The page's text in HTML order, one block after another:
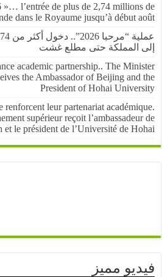
2026 »… l’entrée de plus de 2,74
monde dans le Royaume jusqu’à début
عملية
المملكة حتى مطلع غشت
enhance academic partnership.. The
receives the Ambassador of Beijing
President of Hohai
renforcent leur partenariat
supérieur reçoit
Pékin et le président de l’Université de
مميز